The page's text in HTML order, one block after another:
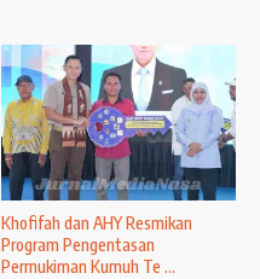
Khofifah dan AHY Resmikan
Program Pengentasan
Permukiman Kumuh Te ...